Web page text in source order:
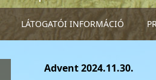
LÁTOGATÓI INFORMÁCIÓ
Advent 2024.11.30.